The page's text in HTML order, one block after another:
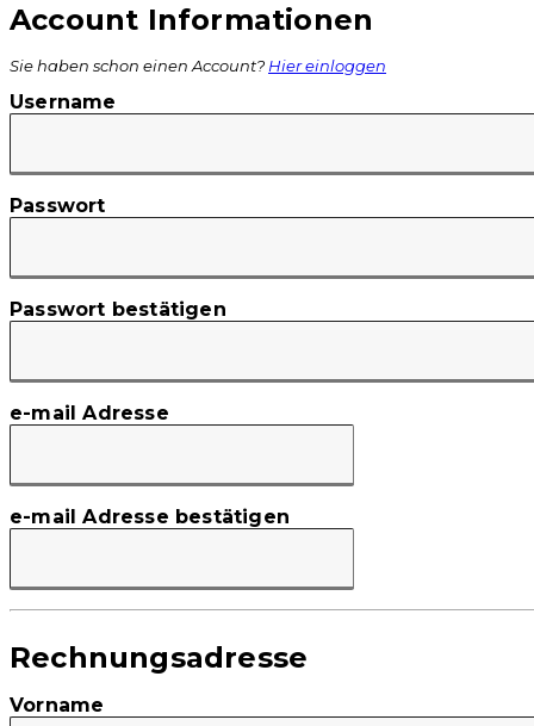
Account Informationen
Sie haben schon einen Account? Hier einloggen
Username
Passwort
Passwort bestätigen
e-mail Adresse
e-mail Adresse bestätigen
Rechnungsadresse
Vorname